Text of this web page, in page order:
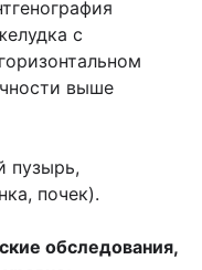
с
выше
почек).
обследования,